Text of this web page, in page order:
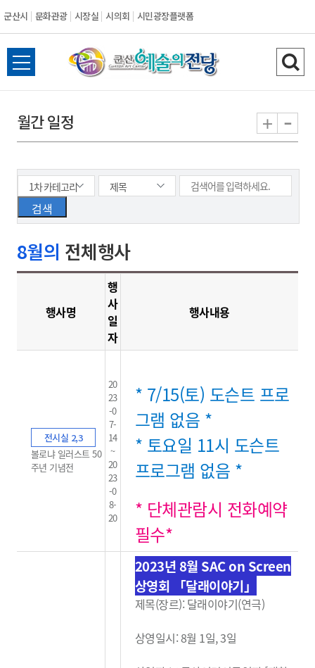
군산시 문화관광 시장실 시의회 시민광장플랫폼
군
산
전
체
뉴
열
검
색
기
월간 일정 + -
8월의 전체행사
행사명
행
사
일
자
행사내용
전시실 2,3
볼로냐 일러스트 50
주년 기념전
20
23
-0
7-
14
~
20
23
-0
8-
20
* 7/15(토) 도슨트 프로
그램 없음 *
* 토요일 11시 도슨트
프로그램 없음 *
* 단체관람시 전화예약
필수*
2023년 8월 SAC on Screen
상영회 「달래이야기」
제목(장르): 달래이야기(연극)
상영일시: 8월 1일, 3일